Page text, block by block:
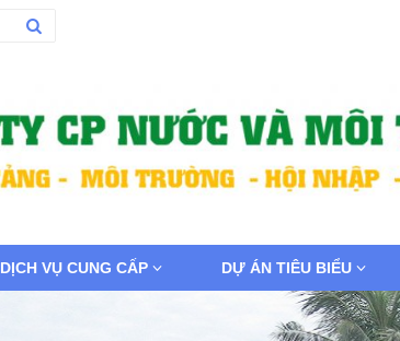
DỊCH VỤ CUNG CẤP DỰ ÁN TIÊU BIỂU